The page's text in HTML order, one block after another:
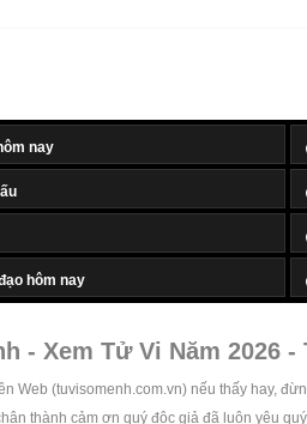
nay
hôm nay
- Xem Tử Vi Năm 2026 -
Web (tuvisomenh.com.vn) nếu thấy hay,
thành cảm ơn quý độc giả đã luôn yêu